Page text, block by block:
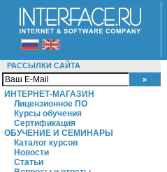
РАССЫЛКИ САЙТА
ИНТЕРНЕТ-МАГАЗИН
Лицензионное ПО
Курсы обучения
Сертификация
ОБУЧЕНИЕ И СЕМИНАРЫ
Каталог курсов
Новости
Статьи